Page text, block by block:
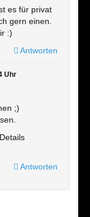
es für privat
gern einen.
:)
Antworten
Uhr
;)
Antworten